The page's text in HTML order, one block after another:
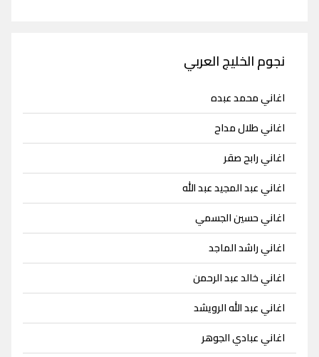
نجوم الخليج العربي
اغاني محمد عبده
اغاني طلال مداح
اغاني رابح صقر
اغاني عبد المجيد عبد الله
اغاني حسين الجسمي
اغاني راشد الماجد
اغاني خالد عبد الرحمن
اغاني عبد الله الرويشد
اغاني عبادي الجوهر